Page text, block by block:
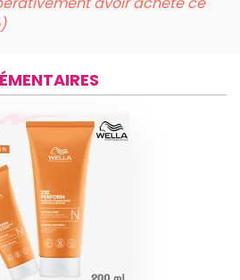
PERFORM+
STRAIGHT
RÉDUCTEUR N
WELLA PERM
Produits